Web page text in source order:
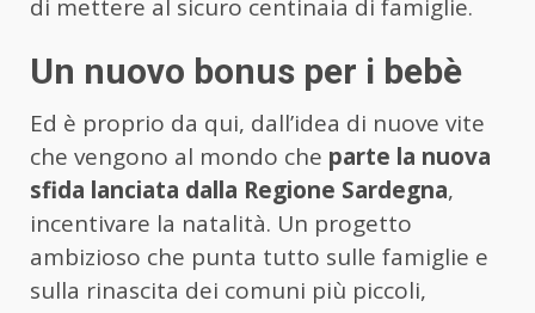
di mettere al sicuro centinaia di famiglie.
Un nuovo bonus per i bebè
Ed è proprio da qui, dall’idea di nuove vite
che vengono al mondo che parte la nuova
sfida lanciata dalla Regione Sardegna,
incentivare la natalità. Un progetto
ambizioso che punta tutto sulle famiglie e
sulla rinascita dei comuni più piccoli,